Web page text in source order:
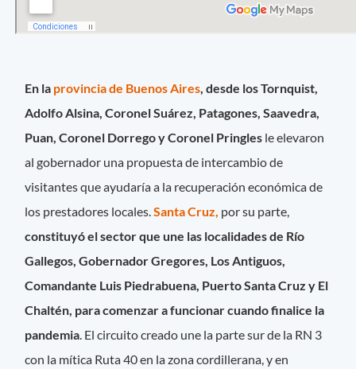
En la provincia de Buenos Aires, desde los Tornquist,
Adolfo Alsina, Coronel Suárez, Patagones, Saavedra,
Puan, Coronel Dorrego y Coronel Pringles le elevaron
al gobernador una propuesta de intercambio de
visitantes que ayudaría a la recuperación económica de
los prestadores locales.Santa Cruz, por su parte,
constituyó el sector que une las localidades de Río
Gallegos, Gobernador Gregores, Los Antiguos,
Comandante Luis Piedrabuena, Puerto Santa Cruz y El
Chaltén, para comenzar a funcionar cuando finalice la
pandemia. El circuito creado une la parte sur de la RN 3
con la mítica Ruta 40 en la zona cordillerana, y en